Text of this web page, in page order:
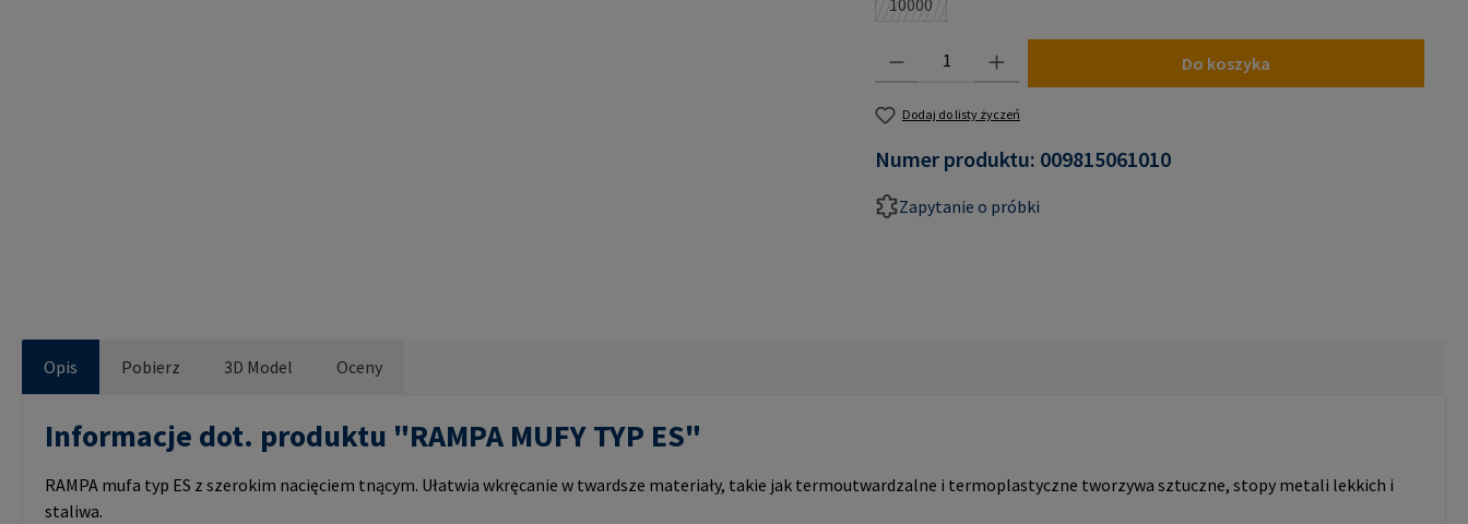
10000
(Ta opcja jest obecnie niedostępna.)
Do koszyka
Dodaj do listy życzeń
Numer produktu: 009815061010
Zapytanie o próbki
Opis Pobierz 3D Model Oceny
Informacje dot. produktu "RAMPA MUFY TYP ES"
RAMPA mufa typ ES z szerokim nacięciem tnącym. Ułatwia wkręcanie w twardsze materiały, takie jak termoutwardzalne i termoplastyczne tworzywa sztuczne, stopy metali lekkich i
staliwa.